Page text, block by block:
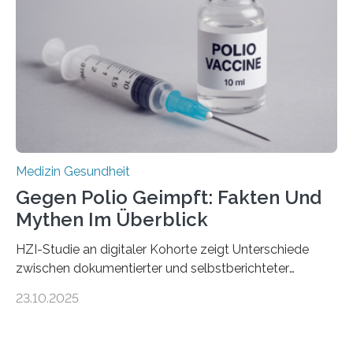
Gewebe verschonen. Forschende um Daniel Merk vom
Hertie-Institut für klinische Hirnforschung am
Universitätsklinikum Tübingen haben eine solche
Schwachstelle im Erbgut einer Untergruppe des
Medulloblastoms gefunden. Die Wilhelm Sander-
Stiftung unterstützte das Projekt…
Medizin Gesundheit
Gegen Polio Geimpft: Fakten Und
Mythen Im Überblick
HZI-Studie an digitaler Kohorte zeigt Unterschiede
zwischen dokumentierter und selbstberichteter
Kinderlähmung, ist eine ansteckende Krankheit, die
23.10.2025